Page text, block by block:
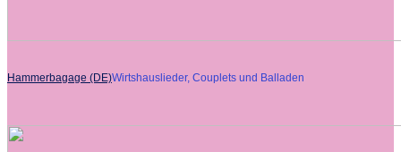
Hammerbagage (DE)Wirtshauslieder, Couplets und Balladen